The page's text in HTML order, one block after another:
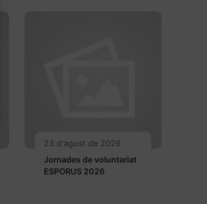
23 d'agost de 2026
Jornades de voluntariat
ESPORUS 2026